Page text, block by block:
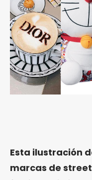
Esta ilustración
marcas de